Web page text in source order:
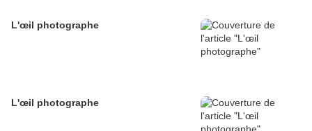
L'œil photographe
L'œil photographe